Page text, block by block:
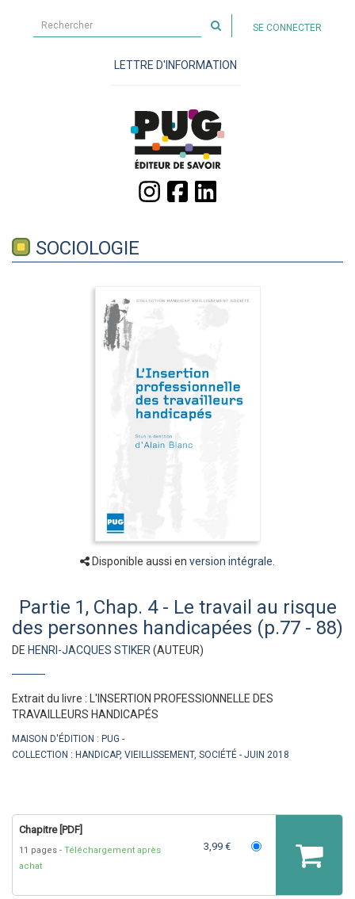
sur
site
SE CONNECTER
LETTRE D'INFORMATION
SOCIOLOGIE
Disponible aussi en version intégrale
Partie 1, Chap. 4 - Le travail au risque
des personnes handicapées (p.77 - 88)
DE HENRI-JACQUES STIKER (AUTEUR)
Extrait du livre : L'INSERTION PROFESSIONNELLE DES
TRAVAILLEURS HANDICAPÉS
MAISON D'ÉDITION : PUG
COLLECTION : HANDICAP, VIEILLISSEMENT, SOCIÉTÉ JUIN 2018
Chapitre [PDF]
11 pages
Téléchargement après
achat
3,99 €